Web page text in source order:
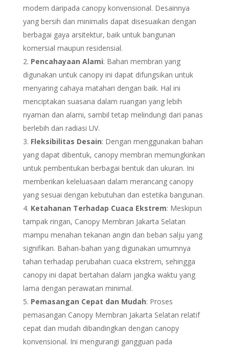
modern daripada canopy konvensional. Desainnya
yang bersih dan minimalis dapat disesuaikan dengan
berbagai gaya arsitektur, baik untuk bangunan
komersial maupun residensial.
Pencahayaan Alami: Bahan membran yang
digunakan untuk canopy ini dapat difungsikan untuk
menyaring cahaya matahari dengan baik. Hal ini
menciptakan suasana dalam ruangan yang lebih
nyaman dan alami, sambil tetap melindungi dari panas
berlebih dan radiasi UV.
Fleksibilitas Desain: Dengan menggunakan bahan
yang dapat dibentuk, canopy membran memungkinkan
untuk pembentukan berbagai bentuk dan ukuran. Ini
memberikan keleluasaan dalam merancang canopy
yang sesuai dengan kebutuhan dan estetika bangunan.
Ketahanan Terhadap Cuaca Ekstrem: Meskipun
tampak ringan, Canopy Membran Jakarta Selatan
mampu menahan tekanan angin dan beban salju yang
signifikan. Bahan-bahan yang digunakan umumnya
tahan terhadap perubahan cuaca ekstrem, sehingga
canopy ini dapat bertahan dalam jangka waktu yang
lama dengan perawatan minimal.
Pemasangan Cepat dan Mudah: Proses
pemasangan Canopy Membran Jakarta Selatan relatif
cepat dan mudah dibandingkan dengan canopy
konvensional. Ini mengurangi gangguan pada